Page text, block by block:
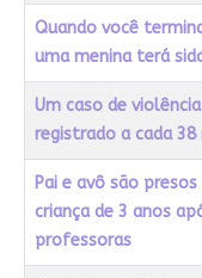
Quando você
uma menina terá
Um caso de
registrado a cada 38
Pai e avô são
criança de 3 anos
professoras